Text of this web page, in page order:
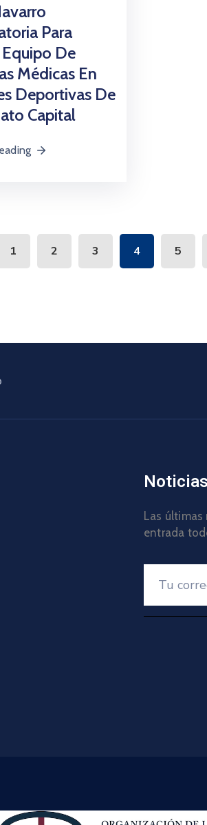
Para
De
Médicas En
Deportivas De
Capital
1 2 3 4 5
Las
entrada